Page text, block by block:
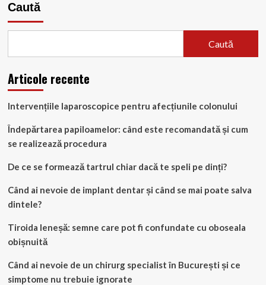
Caută
Caută
Articole recente
Intervențiile laparoscopice pentru afecțiunile colonului
Îndepărtarea papiloamelor: când este recomandată și cum
se realizează procedura
De ce se formează tartrul chiar dacă te speli pe dinți?
Când ai nevoie de implant dentar și când se mai poate salva
dintele?
Tiroida leneșă: semne care pot fi confundate cu oboseala
obișnuită
Când ai nevoie de un chirurg specialist în București și ce
simptome nu trebuie ignorate